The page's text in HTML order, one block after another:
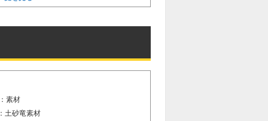
素材
土砂竜素材